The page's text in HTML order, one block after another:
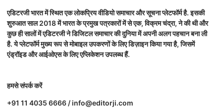
एडिटरजी भारत में स्थित एक लोकप्रिय वीडियो समाचार और सूचना प्लेटफॉर्म है. इसकी
शुरुआत साल 2018 में भारत के प्रमुख पत्रकारों में से एक, विक्रम चंद्रा, ने की थी और
कुछ ही सालों में एडिटरजी ने डिजिटल समाचार की दुनिया में अपनी अलग पहचान बना ली
है. ये प्लेटफॉर्म मुख्य रूप से मोबाइल उपकरणों के लिए डिज़ाइन किया गया है, जिसमें
एंड्रॉइड और आईओएस के लिए एप्लिकेशन उपलब्ध हैं.
हमसे संपर्क करें
+91 11 4035 6666 / info@editorji.com